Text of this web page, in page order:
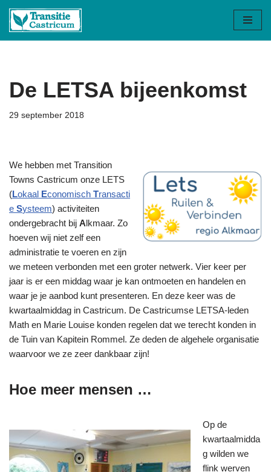
Ga
De LETSA bijeenkomst
29 september 2018
We hebben met Transition
Towns Castricum onze LETS
(Lokaal Economisch Transacti
e Systeem) activiteiten
ondergebracht bij Alkmaar. Zo
hoeven wij niet zelf een
administratie te voeren en zijn
we meteen verbonden met een groter netwerk. Vier keer per
jaar is er een middag waar je kan ontmoeten en handelen en
waar je je aanbod kunt presenteren. En deze keer was de
kwartaalmiddag in Castricum. De Castricumse LETSA-leden
Math en Marie Louise konden regelen dat we terecht konden in
de Tuin van Kapitein Rommel. Ze deden de algehele organisatie
waarvoor we ze zeer dankbaar zijn!
Hoe meer mensen …
Op de
kwartaalmidda
g wilden we
flink werven